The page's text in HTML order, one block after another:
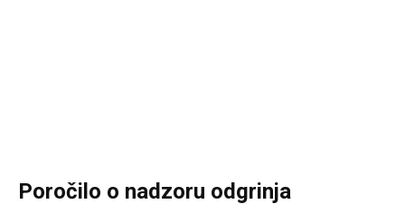
Poročilo o nadzoru odgrinja